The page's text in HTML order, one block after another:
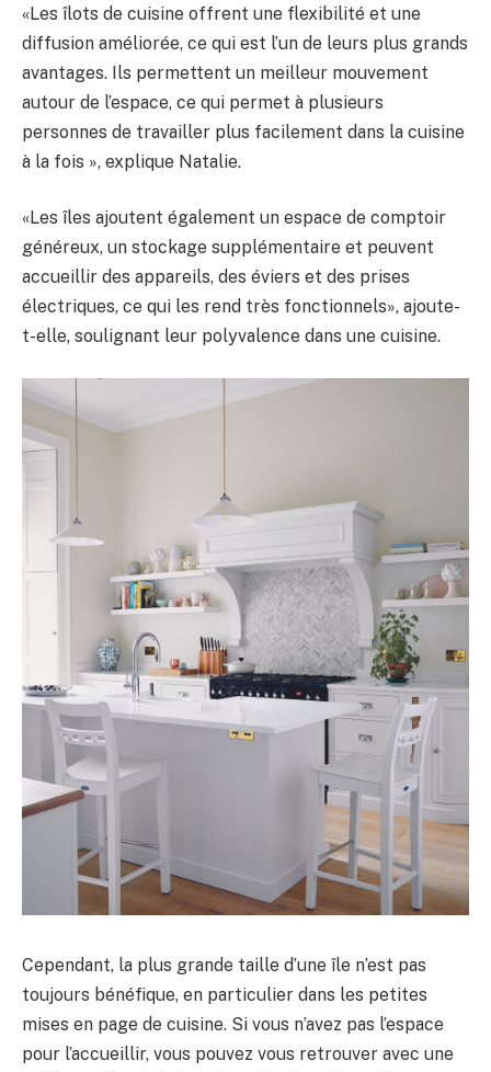
«Les îlots de cuisine offrent une flexibilité et une
diffusion améliorée, ce qui est l’un de leurs plus grands
avantages. Ils permettent un meilleur mouvement
autour de l’espace, ce qui permet à plusieurs
personnes de travailler plus facilement dans la cuisine
à la fois », explique Natalie.
«Les îles ajoutent également un espace de comptoir
généreux, un stockage supplémentaire et peuvent
accueillir des appareils, des éviers et des prises
électriques, ce qui les rend très fonctionnels», ajoute-
t-elle, soulignant leur polyvalence dans une cuisine.
Cependant, la plus grande taille d’une île n’est pas
toujours bénéfique, en particulier dans les petites
mises en page de cuisine. Si vous n’avez pas l’espace
pour l’accueillir, vous pouvez vous retrouver avec une